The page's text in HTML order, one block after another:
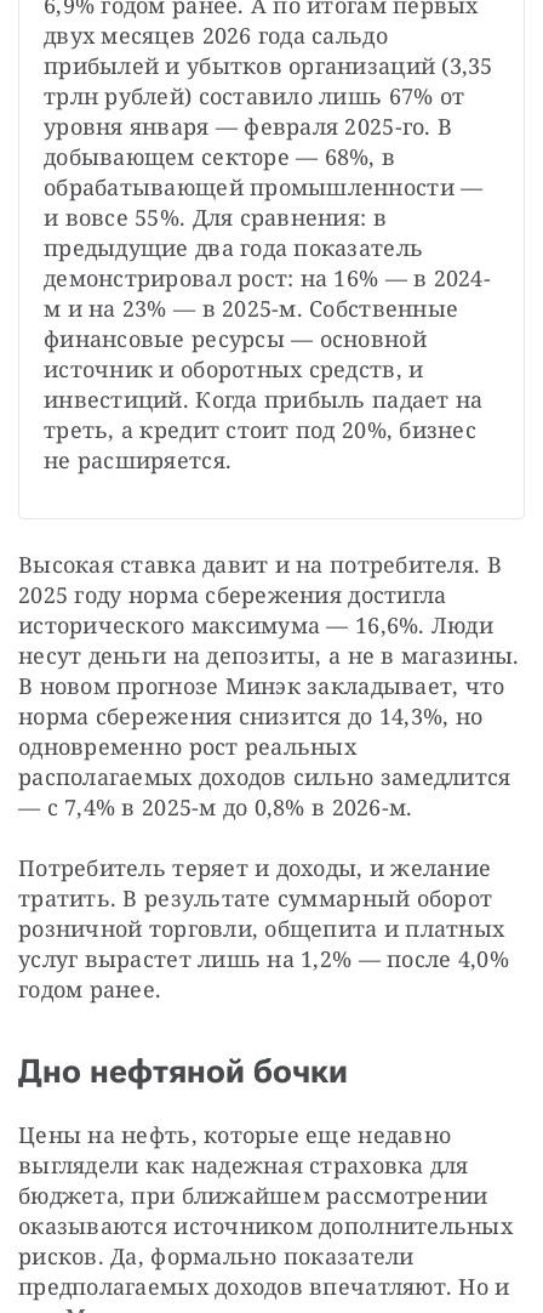
двух месяцев 2026 года сальдо
прибылей и убытков организаций (3,35
трлн рублей) составило лишь 67% от
уровня января — февраля 2025-го. В
добывающем секторе — 68%, в
обрабатывающей промышленности —
и вовсе 55%. Для сравнения: в
предыдущие два года показатель
демонстрировал рост: на 16% — в 2024-
м и на 23% — в 2025-м. Собственные
финансовые ресурсы — основной
источник и оборотных средств, и
инвестиций. Когда прибыль падает на
треть, а кредит стоит под 20%, бизнес
не расширяется.
Высокая ставка давит и на потребителя. В
2025 году норма сбережения достигла
исторического максимума — 16,6%. Люди
несут деньги на депозиты, а не в магазины.
В новом прогнозе Минэк закладывает, что
норма сбережения снизится до 14,3%, но
одновременно рост реальных
располагаемых доходов сильно замедлится
— с 7,4% в 2025-м до 0,8% в 2026-м.
Потребитель теряет и доходы, и желание
тратить. В результате суммарный оборот
розничной торговли, общепита и платных
услуг вырастет лишь на 1,2% — после 4,0%
годом ранее.
Дно нефтяной бочки
Цены на нефть, которые еще недавно
выглядели как надежная страховка для
бюджета, при ближайшем рассмотрении
оказываются источником дополнительных
рисков. Да, формально показатели
предполагаемых доходов впечатляют. Но и